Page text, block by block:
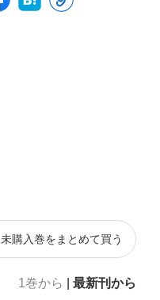
未購入巻をまとめて買う
1巻から 最新刊から